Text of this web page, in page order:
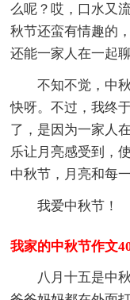
么呢？哎，口水又
秋节还蛮有情趣的
还能一家人在一起
不知不觉，中
快呀。不过，我终
了，是因为一家人
乐让月亮感受到，
中秋节，月亮和每
我爱中秋节！
我家的中秋节作文
八月十五是中